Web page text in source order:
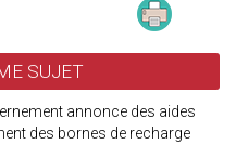
SUJET
annonce des aides
des bornes de recharge